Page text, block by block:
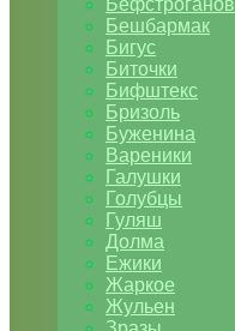
Бефстроганов
Бешбармак
Бигус
Биточки
Бифштекс
Бризоль
Буженина
Вареники
Галушки
Голубцы
Гуляш
Долма
Ежики
Жаркое
Жульен